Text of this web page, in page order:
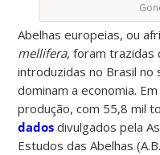
Abelhas europeias, ou
mellifera,foram trazidas
introduzidas no Brasil no
dominam a economia.
produção, com 55,8 mil
dados divulgados pela
Estudos das Abelhas